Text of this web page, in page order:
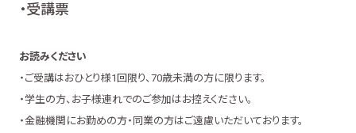
・受講票
お読みください
・ご受講はおひとり様1回限り、70歳未満の方に限ります。
・学生の方、お子様連れでのご参加はお控えください。
・金融機関にお勤めの方・同業の方はご遠慮いただいております。